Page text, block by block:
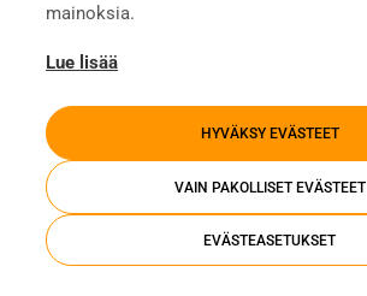
mainoksia.
Lue lisää
HYVÄKSY EVÄSTEET
VAIN PAKOLLISET EVÄSTEET
EVÄSTEASETUKSET
matti.harju@vesivek.fi
LÄHETÄ MATILLE SÄHKÖPOSTIA